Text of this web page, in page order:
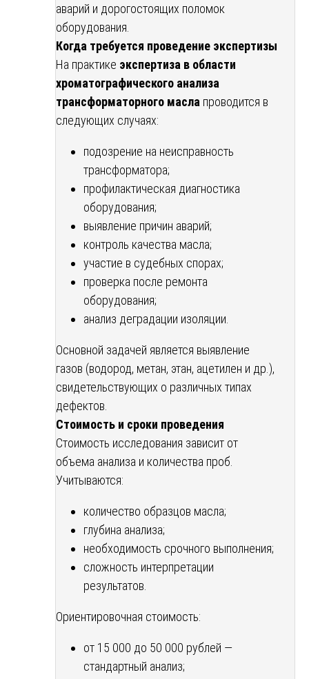
аварий и дорогостоящих поломок
оборудования.
Когда требуется проведение экспертизы
На практике экспертиза в области
хроматографического анализа
трансформаторного масла проводится в
следующих случаях:
подозрение на неисправность
трансформатора;
профилактическая диагностика
оборудования;
выявление причин аварий;
контроль качества масла;
участие в судебных спорах;
проверка после ремонта
оборудования;
анализ деградации изоляции.
Основной задачей является выявление
газов (водород, метан, этан, ацетилен и др.),
свидетельствующих о различных типах
дефектов.
Стоимость и сроки проведения
Стоимость исследования зависит от
объема анализа и количества проб.
Учитываются:
количество образцов масла;
глубина анализа;
необходимость срочного выполнения;
сложность интерпретации
результатов.
Ориентировочная стоимость:
от 15 000 до 50 000 рублей —
стандартный анализ;